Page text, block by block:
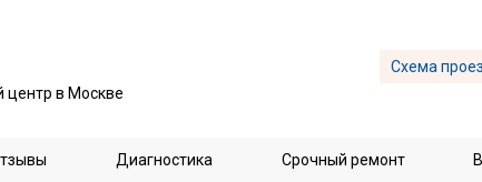
в Москве
Схема
Диагностика Срочный ремонт